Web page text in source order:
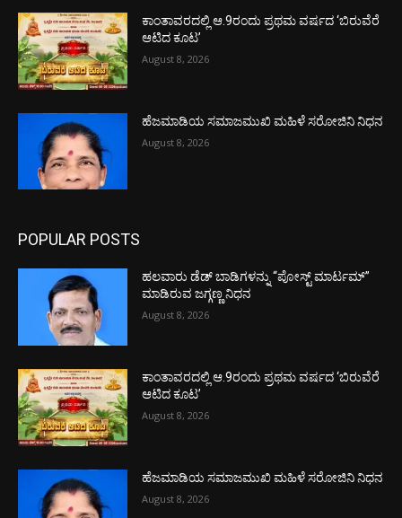
ಕಾಂತಾವರದಲ್ಲಿ ಆ.9ರಂದು ಪ್ರಥಮ ವರ್ಷದ ‘ಬಿರುವೆರೆ
ಆಟಿದ ಕೂಟ’
August 8, 2026
ಹೆಜಮಾಡಿಯ ಸಮಾಜಮುಖಿ ಮಹಿಳೆ ಸರೋಜಿನಿ ನಿಧನ
August 8, 2026
POPULAR POSTS
ಹಲವಾರು ಡೆಡ್ ಬಾಡಿಗಳನ್ನು “ಪೋಸ್ಟ್ ಮಾರ್ಟಮ್”
ಮಾಡಿರುವ ಜಗ್ಗಣ್ಣ ನಿಧನ
August 8, 2026
ಕಾಂತಾವರದಲ್ಲಿ ಆ.9ರಂದು ಪ್ರಥಮ ವರ್ಷದ ‘ಬಿರುವೆರೆ
ಆಟಿದ ಕೂಟ’
August 8, 2026
ಹೆಜಮಾಡಿಯ ಸಮಾಜಮುಖಿ ಮಹಿಳೆ ಸರೋಜಿನಿ ನಿಧನ
August 8, 2026